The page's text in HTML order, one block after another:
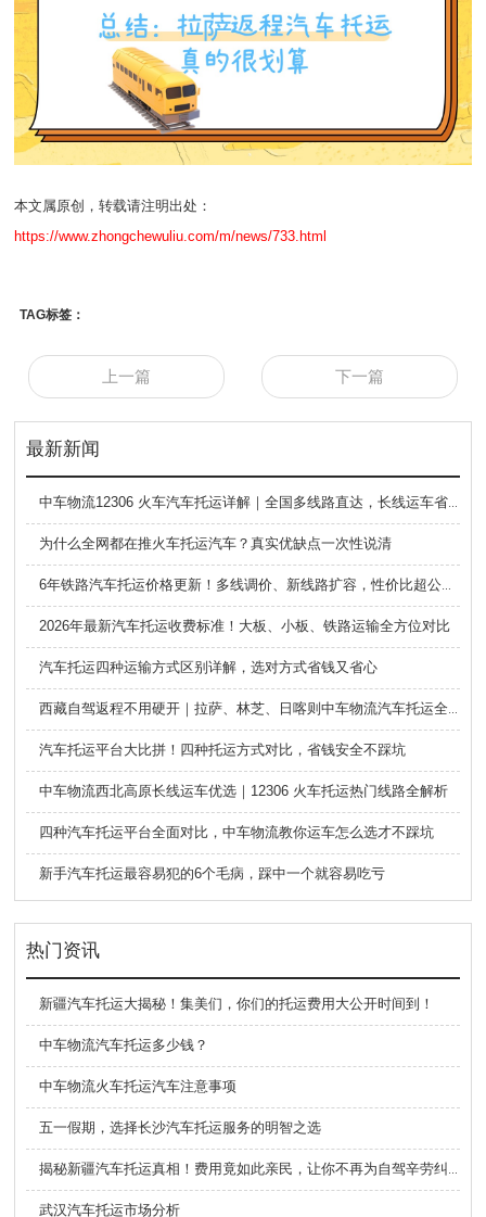
本文属原创，转载请注明出处：
https://www.zhongchewuliu.com/m/news/733.html
TAG标签：
上一篇 下一篇
最新新闻
中车物流12306 火车汽车托运详解｜全国多线路直达，长线运车省心方案
为什么全网都在推火车托运汽车？真实优缺点一次性说清
6年铁路汽车托运价格更新！多线调价、新线路扩容，性价比超公路大板车
2026年最新汽车托运收费标准！大板、小板、铁路运输全方位对比
汽车托运四种运输方式区别详解，选对方式省钱又省心
西藏自驾返程不用硬开｜拉萨、林芝、日喀则中车物流汽车托运全指南
汽车托运平台大比拼！四种托运方式对比，省钱安全不踩坑
中车物流西北高原长线运车优选｜12306 火车托运热门线路全解析
四种汽车托运平台全面对比，中车物流教你运车怎么选才不踩坑
新手汽车托运最容易犯的6个毛病，踩中一个就容易吃亏
热门资讯
新疆汽车托运大揭秘！集美们，你们的托运费用大公开时间到！
中车物流汽车托运多少钱？
中车物流火车托运汽车注意事项
五一假期，选择长沙汽车托运服务的明智之选
揭秘新疆汽车托运真相！费用竟如此亲民，让你不再为自驾辛劳纠结！
武汉汽车托运市场分析